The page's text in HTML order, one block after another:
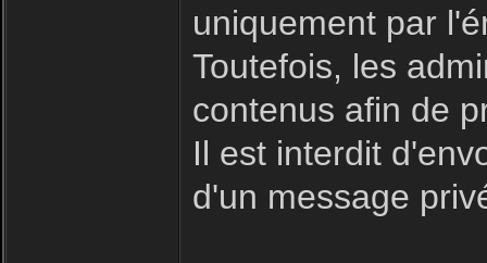
uniquement par
Toutefois, les
contenus afin de
Il est interdit
d'un message